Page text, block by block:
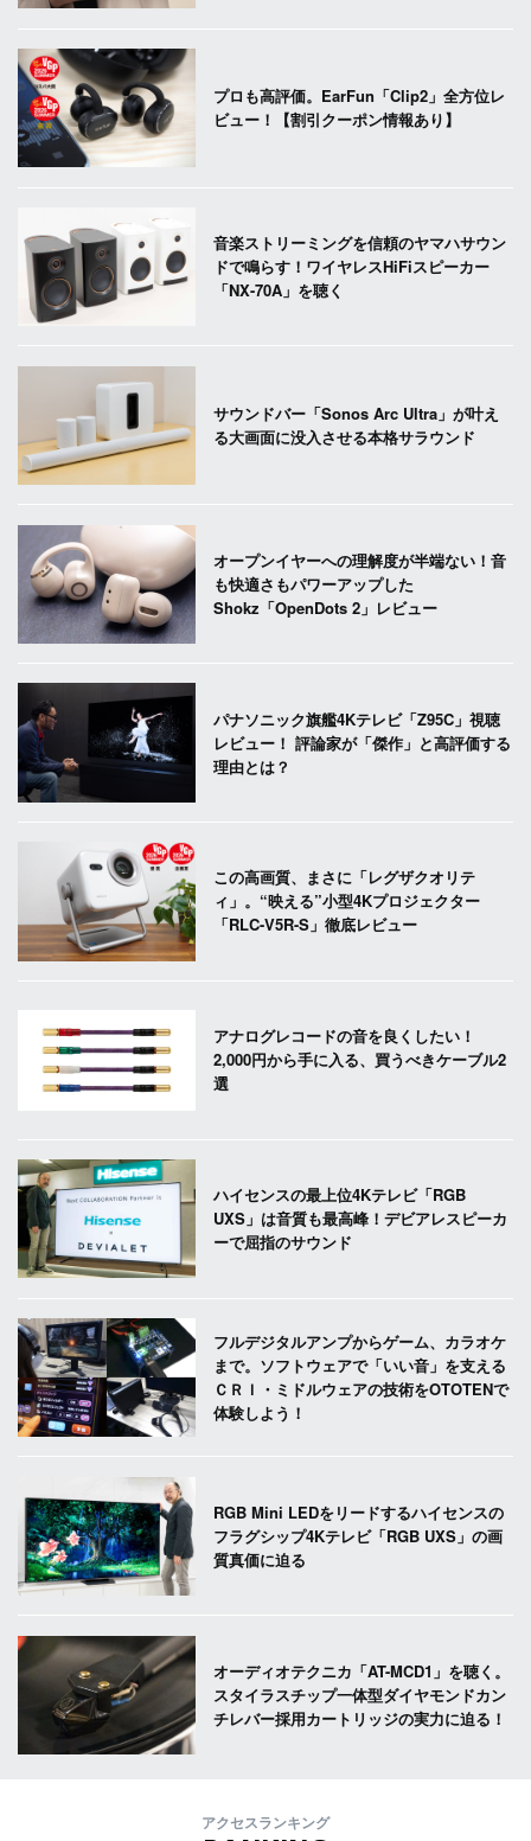
プロも高評価。EarFun「Clip2」全方位レ
ビュー！【割引クーポン情報あり】
音楽ストリーミングを信頼のヤマハサウン
ドで鳴らす！ワイヤレスHiFiスピーカー
「NX-70A」を聴く
サウンドバー「Sonos Arc Ultra」が叶え
る大画面に没入させる本格サラウンド
オープンイヤーへの理解度が半端ない！音
も快適さもパワーアップした
Shokz「OpenDots 2」レビュー
パナソニック旗艦4Kテレビ「Z95C」視聴
レビュー！ 評論家が「傑作」と高評価する
理由とは？
この高画質、まさに「レグザクオリテ
ィ」。“映える”小型4Kプロジェクター
「RLC-V5R-S」徹底レビュー
アナログレコードの音を良くしたい！
2,000円から手に入る、買うべきケーブル2
選
ハイセンスの最上位4Kテレビ「RGB
UXS」は音質も最高峰！デビアレスピーカ
ーで屈指のサウンド
フルデジタルアンプからゲーム、カラオケ
まで。ソフトウェアで「いい音」を支える
ＣＲＩ・ミドルウェアの技術をOTOTENで
体験しよう！
RGB Mini LEDをリードするハイセンスの
フラグシップ4Kテレビ「RGB UXS」の画
質真価に迫る
オーディオテクニカ「AT-MCD1」を聴く。
スタイラスチップ一体型ダイヤモンドカン
チレバー採用カートリッジの実力に迫る！
アクセスランキング